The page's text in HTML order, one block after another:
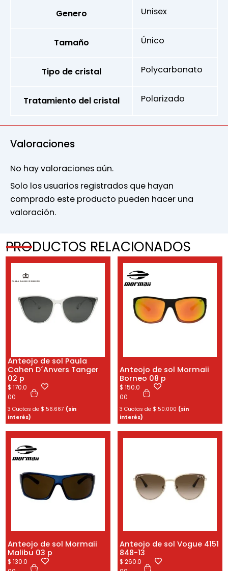
Genero Unisex
Tamaño Único
Tipo de cristal Polycarbonato
Tratamiento del cristal Polarizado
Valoraciones
No hay valoraciones aún.
Solo los usuarios registrados que hayan
comprado este producto pueden hacer una
valoración.
PRODUCTOS RELACIONADOS
Anteojo de sol Paula
Cahen D´Anvers Tanger
02 p
$ 170.0
00
3 Cuotas de $ 56.667 (sin
interés)
Anteojo de sol Mormaii
Borneo 08 p
$ 150.0
00
3 Cuotas de $ 50.000 (sin
interés)
Anteojo de sol Mormaii
Malibu 03 p
$ 130.0
Anteojo de sol Vogue 4151
848-13
$ 260.0